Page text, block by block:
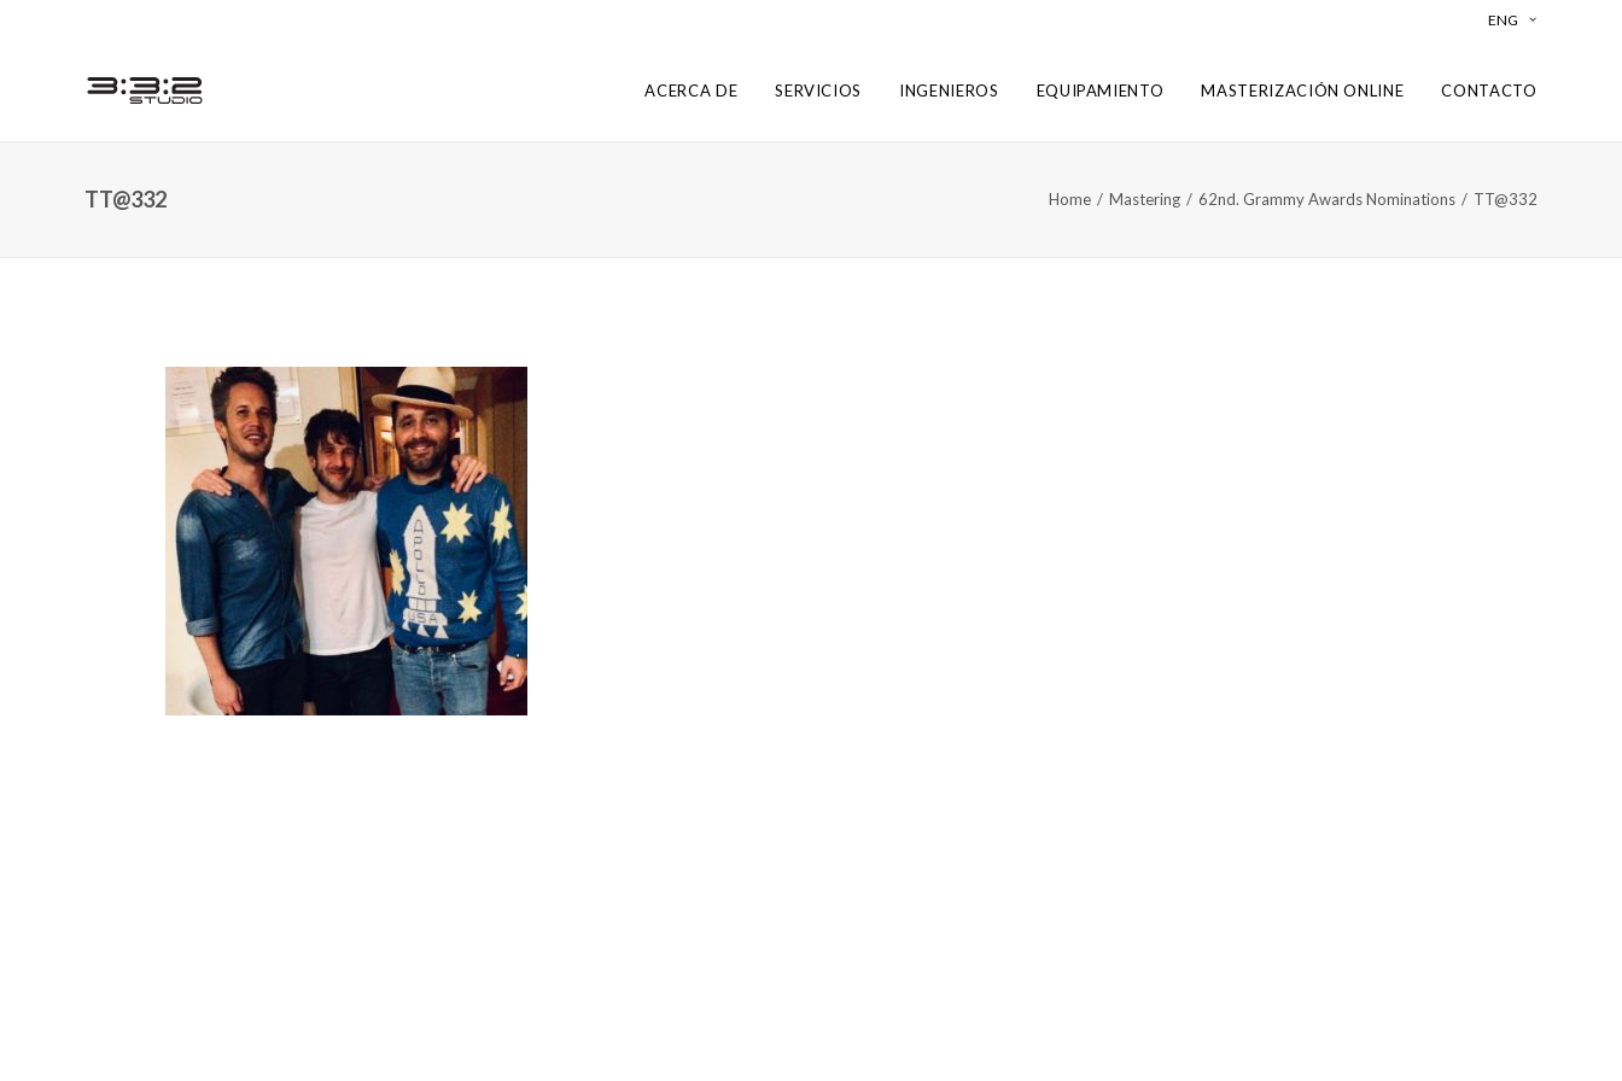
ENG
ACERCA DE SERVICIOS INGENIEROS EQUIPAMIENTO MASTERIZACIÓN ONLINE CONTACTO
TT@332 Home Mastering 62nd. Grammy Awards Nominations TT@332